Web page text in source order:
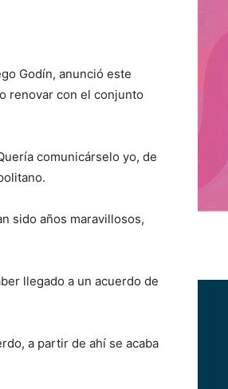
Godín, anunció este
renovar con el conjunto
comunicárselo yo, de
sido años maravillosos,
llegado a un acuerdo de
a partir de ahí se acaba